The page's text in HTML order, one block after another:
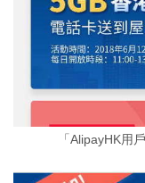
「AlipayHK用